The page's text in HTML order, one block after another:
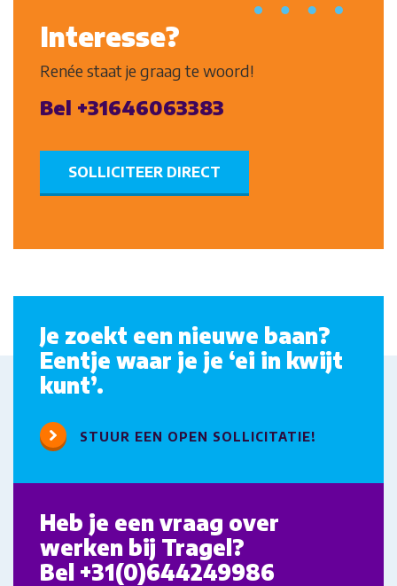
Interesse?
Renée staat je graag te woord!
Bel +31646063383
SOLLICITEER DIRECT
Je zoekt een nieuwe baan?
Eentje waar je je ‘ei in kwijt
kunt’.
STUUR EEN OPEN SOLLICITATIE!
Heb je een vraag over
werken bij Tragel?
Bel +31(0)644249986